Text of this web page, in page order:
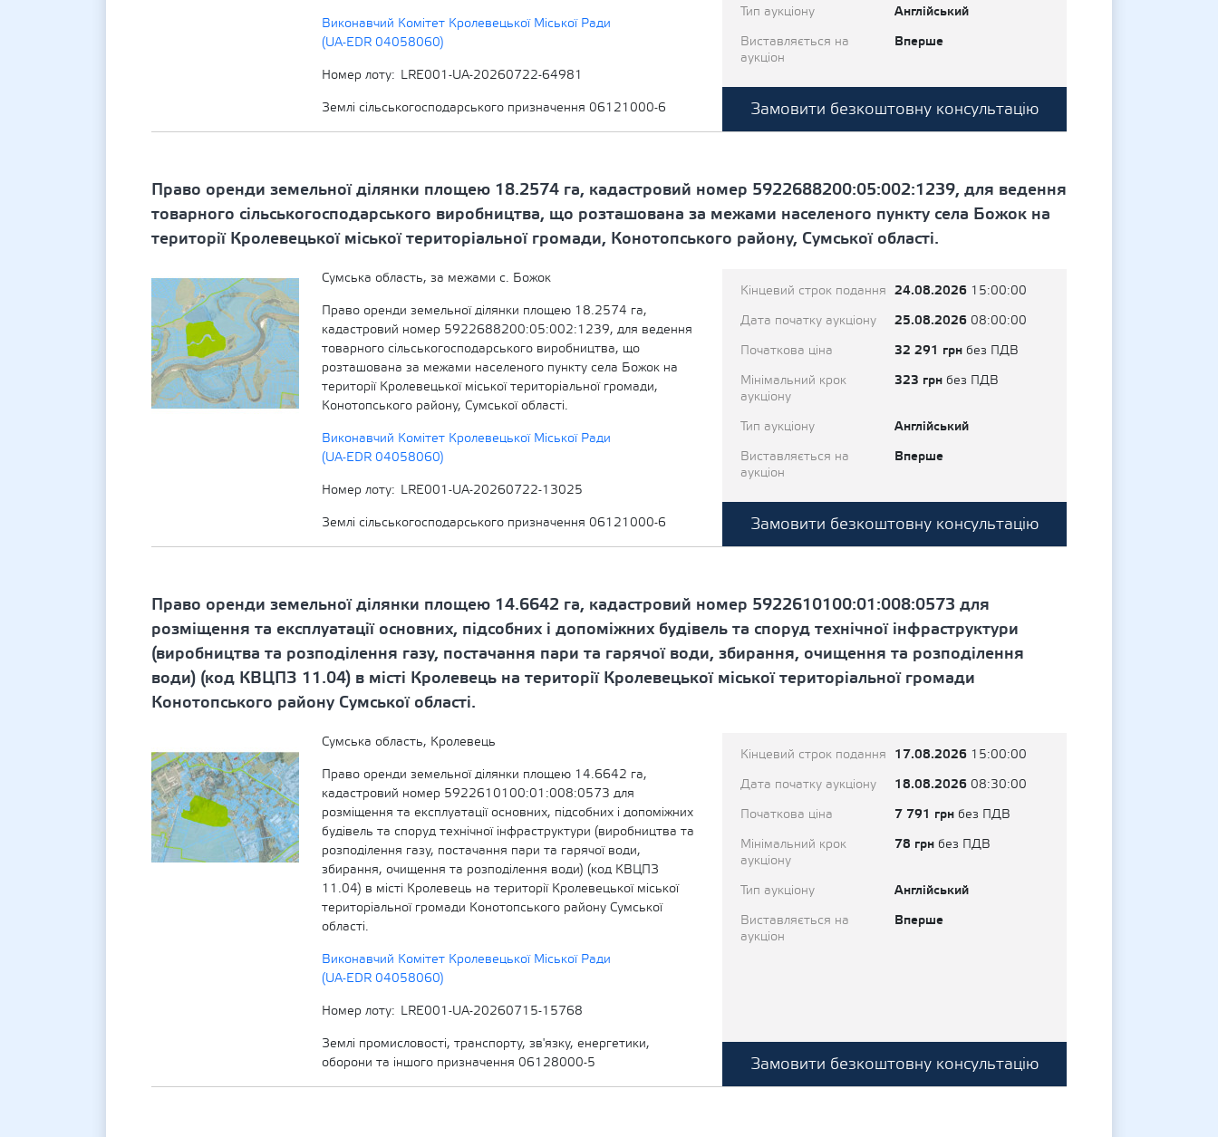
Виконавчий Комітет Кролевецької Міської Ради
(UA-EDR 04058060)
Номер лоту
LRE001-UA-20260722-64981
Землі сільськогосподарського призначення 06121000-6
Тип аукціону Англійський
Виставляється на
аукціон
Вперше
Замовити безкоштовну консультацію
Право оренди земельної ділянки площею 18.2574 га, кадастровий номер 5922688200:05:002:1239, для ведення
товарного сільськогосподарського виробництва, що розташована за межами населеного пункту села Божок на
території Кролевецької міської територіальної громади, Конотопського району, Сумської області.
Сумська область, за межами с. Божок
Право оренди земельної ділянки площею 18.2574 га,
кадастровий номер 5922688200:05:002:1239, для ведення
товарного сільськогосподарського виробництва, що
розташована за межами населеного пункту села Божок на
території Кролевецької міської територіальної громади,
Конотопського району, Сумської області.
Виконавчий Комітет Кролевецької Міської Ради
(UA-EDR 04058060)
Номер лоту
LRE001-UA-20260722-13025
Землі сільськогосподарського призначення 06121000-6
Кінцевий строк подання 24.08.2026 15:00:00
Дата початку аукціону
25.08.2026 08:00:00
Початкова ціна
32 291 грн без ПДВ
Мінімальний крок
аукціону
323 грн без ПДВ
Тип аукціону Англійський
Виставляється на
аукціон
Вперше
Замовити безкоштовну консультацію
Право оренди земельної ділянки площею 14.6642 га, кадастровий номер 5922610100:01:008:0573 для
розміщення та експлуатації основних, підсобних і допоміжних будівель та споруд технічної інфраструктури
(виробництва та розподілення газу, постачання пари та гарячої води, збирання, очищення та розподілення
води) (код КВЦПЗ 11.04) в місті Кролевець на території Кролевецької міської територіальної громади
Конотопського району Сумської області.
Сумська область, Кролевець
Право оренди земельної ділянки площею 14.6642 га,
кадастровий номер 5922610100:01:008:0573 для
розміщення та експлуатації основних, підсобних і допоміжних
будівель та споруд технічної інфраструктури (виробництва та
розподілення газу, постачання пари та гарячої води,
збирання, очищення та розподілення води) (код КВЦПЗ
11.04) в місті Кролевець на території Кролевецької міської
територіальної громади Конотопського району Сумської
області.
Виконавчий Комітет Кролевецької Міської Ради
(UA-EDR 04058060)
Номер лоту
LRE001-UA-20260715-15768
Землі промисловості, транспорту, зв'язку, енергетики,
оборони та іншого призначення 06128000-5
Кінцевий строк подання 17.08.2026 15:00:00
Дата початку аукціону
18.08.2026 08:30:00
Початкова ціна
7 791 грн без ПДВ
Мінімальний крок
аукціону
78 грн без ПДВ
Тип аукціону Англійський
Виставляється на
аукціон
Вперше
Замовити безкоштовну консультацію